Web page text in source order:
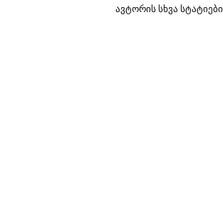
ავტორის სხვა სტატიები